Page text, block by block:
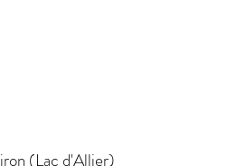
(Lac d'Allier)